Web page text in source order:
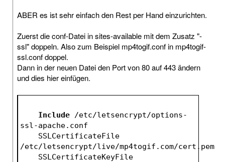
ABER es ist sehr einfach den Rest per Hand einzurichten.
Zuerst die conf-Datei in sites-available mit dem Zusatz "-
ssl" doppeln. Also zum Beispiel mp4togif.conf in mp4togif-
ssl.conf doppel.
Dann in der neuen Datei den Port von 80 auf 443 ändern
und dies hier einfügen.
Include /etc/letsencrypt/options-
ssl-apache.conf
/etc/letsencrypt/live/mp4togif.com/cert.pem